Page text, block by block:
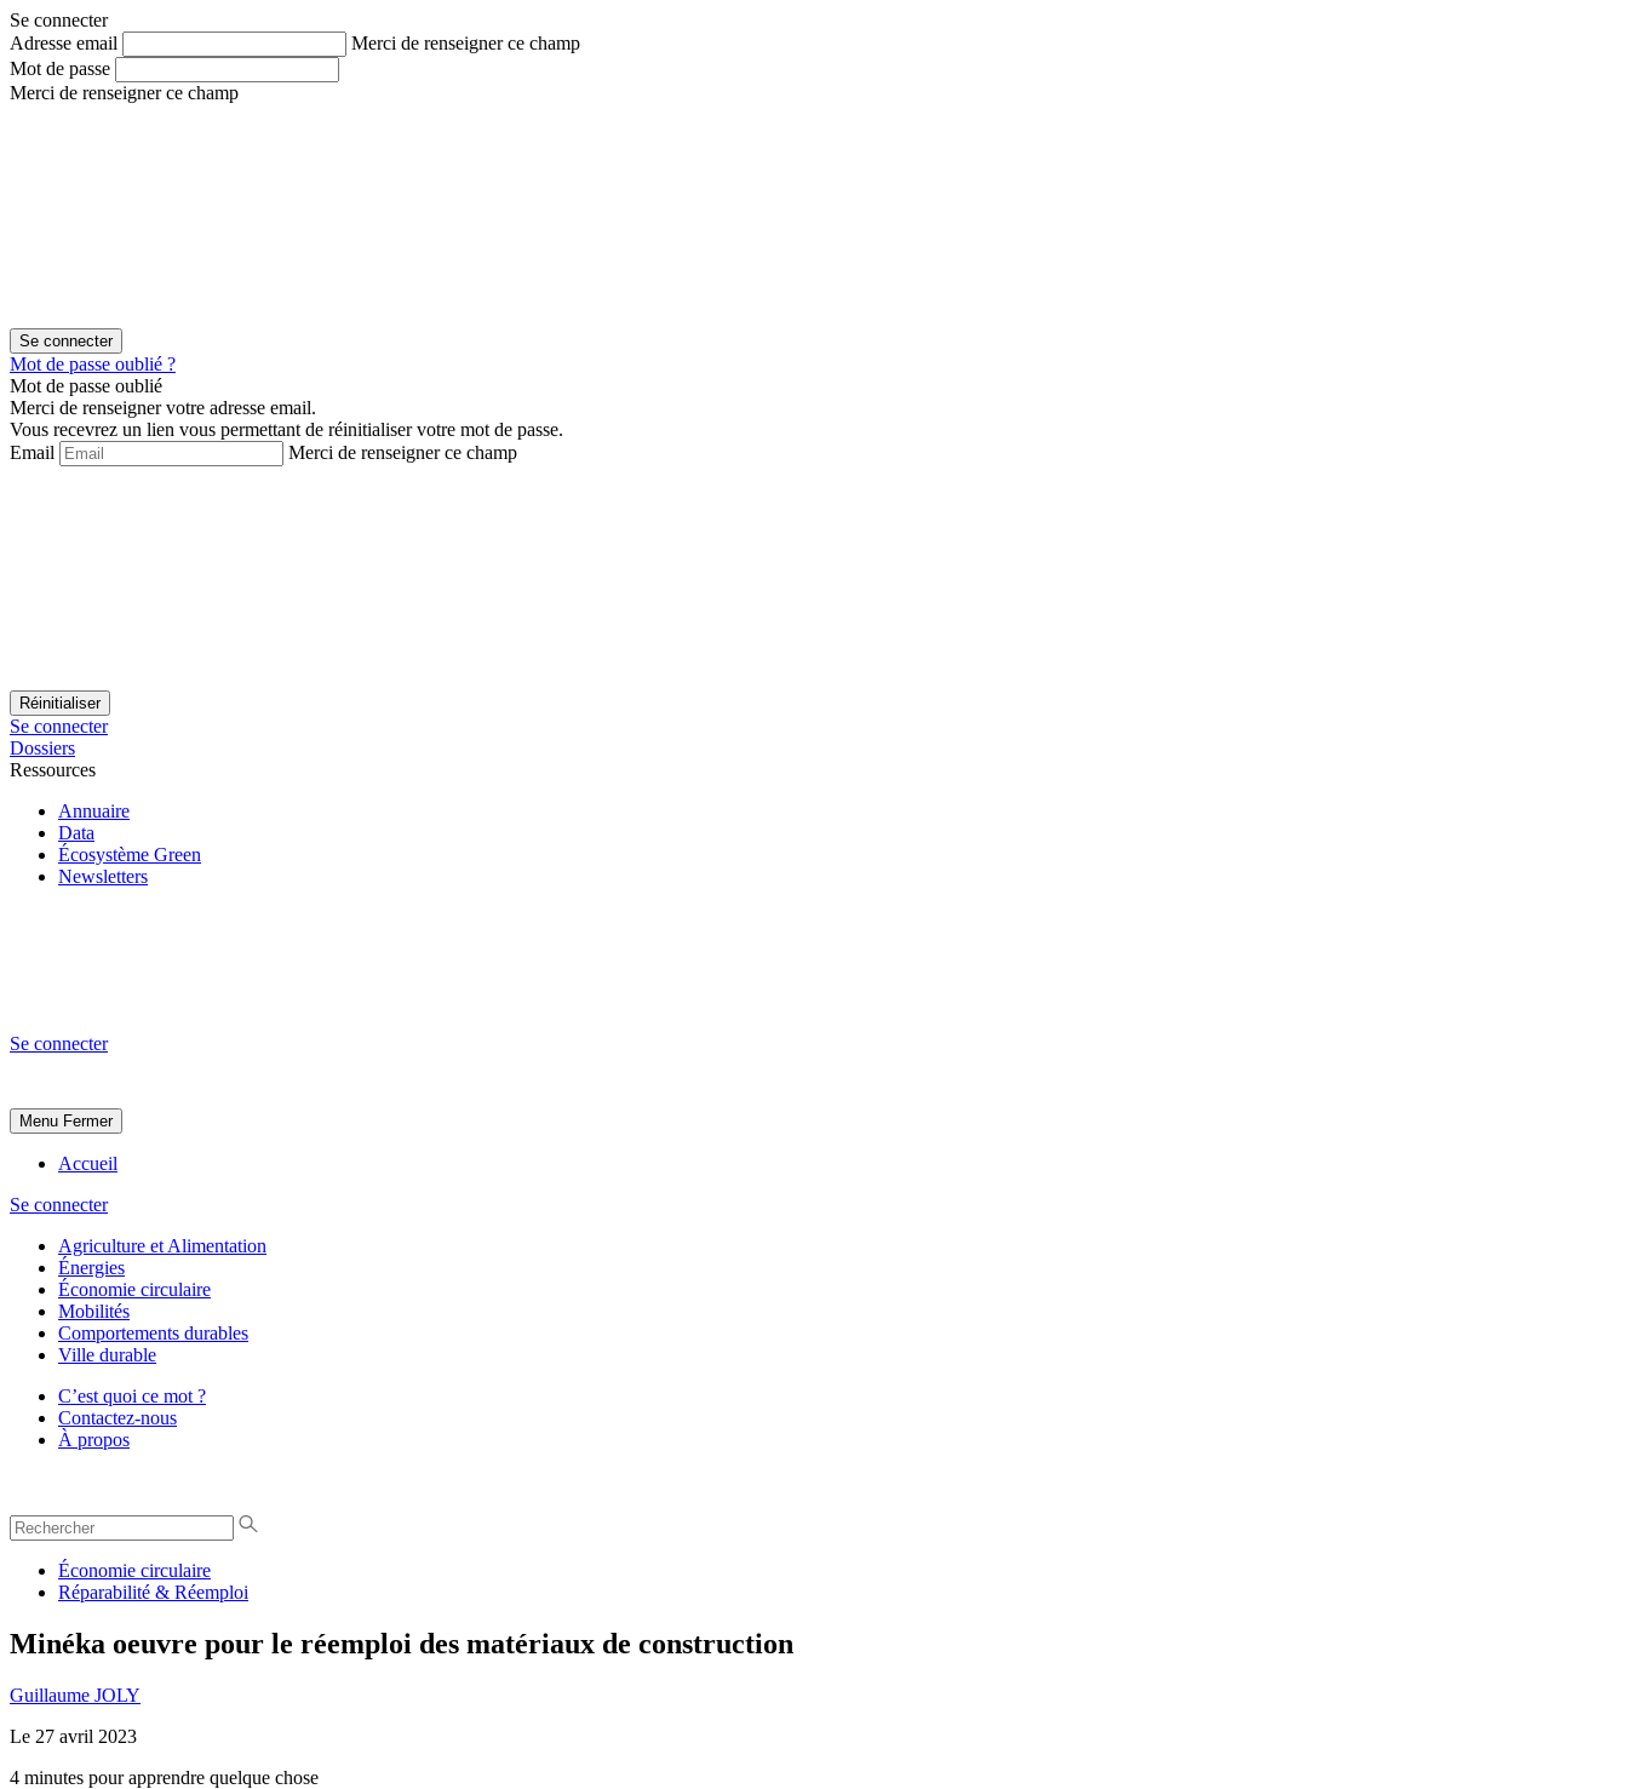
Aller
au
contenu
Aller
au
menu
Se connecter
Adresse email
Merci de renseigner ce champ
Mot de passe
Merci de renseigner ce champ
Mot de passe oublié ?
Mot de passe oublié
Merci de renseigner votre adresse email.
Vous recevrez un lien vous permettant de réinitialiser votre mot de passe.
Email
Merci de renseigner ce champ
Se connecter
Dossiers
Ressources
Annuaire
Data
Écosystème Green
Newsletters
Se connecter
Menu Fermer
Accueil
Se connecter
Agriculture et Alimentation
Énergies
Économie circulaire
Mobilités
Comportements durables
Ville durable
C’est quoi ce mot ?
Contactez-nous
À propos
Économie circulaire
Réparabilité & Réemploi
Minéka oeuvre pour le réemploi des matériaux de construction
Guillaume JOLY
Le 27 avril 2023
4 minutes pour apprendre quelque chose